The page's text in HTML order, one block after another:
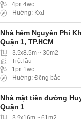
4pn 4wc
Hướng: Kxđ
Nhà hẻm Nguyễn Phi
Quận 1, TP.HCM
3.5x8.5m ~ 30m2
Trệt lầu
1pn 1wc
Hướng: Đông bắc
Nhà mặt tiền đường
Quận 1
3.9x16m ~ 61m2